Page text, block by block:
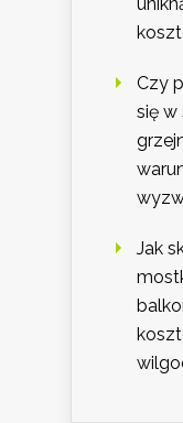
Czy
się
Jak